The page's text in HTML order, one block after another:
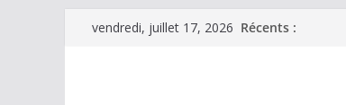
Passervendredi, juillet 17, 2026 Récents :